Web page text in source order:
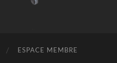
ESPACE MEMBRE